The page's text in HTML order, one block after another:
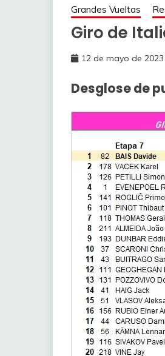
Grandes Vueltas
Giro de
12 de mayo de 2023
Desglose de